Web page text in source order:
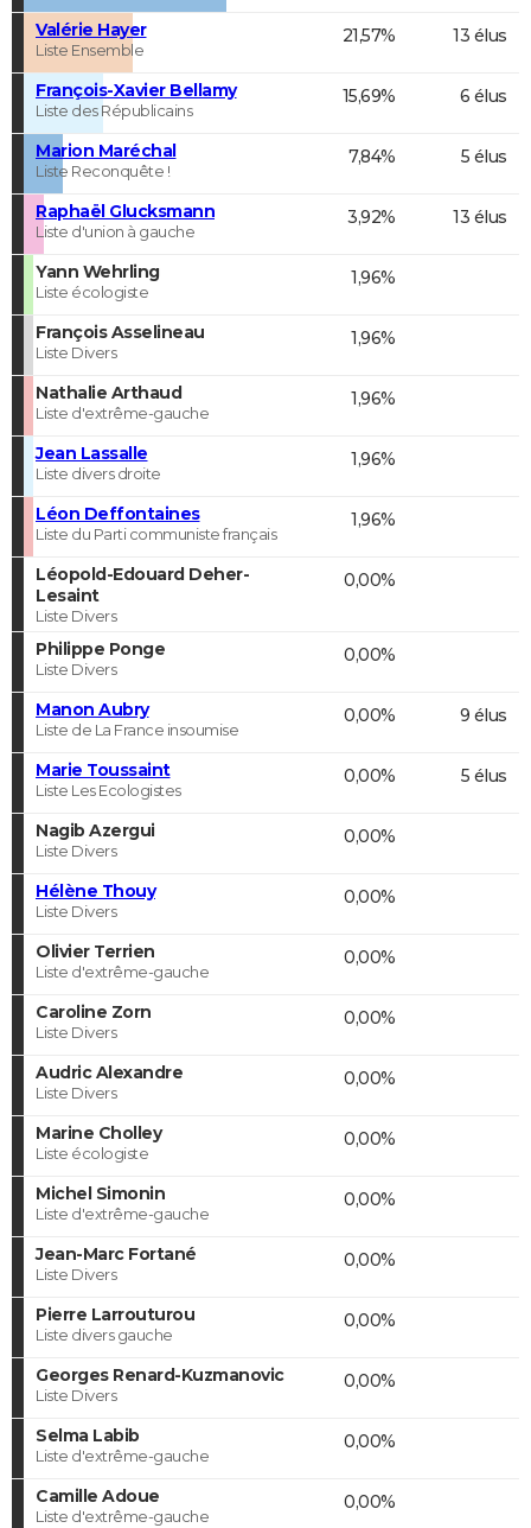
Valérie Hayer
Liste Ensemble
21,57% 13 élus
François-Xavier Bellamy
Liste des Républicains
15,69% 6 élus
Marion Maréchal
Liste Reconquête !
7,84% 5 élus
Raphaël Glucksmann
Liste d'union à gauche
3,92% 13 élus
Yann Wehrling
Liste écologiste
1,96%
François Asselineau
Liste Divers
1,96%
Nathalie Arthaud
Liste d'extrême-gauche
1,96%
Jean Lassalle
Liste divers droite
1,96%
Léon Deffontaines
Liste du Parti communiste français
1,96%
Léopold-Edouard Deher-
Lesaint
Liste Divers
0,00%
Philippe Ponge
Liste Divers
0,00%
Manon Aubry
Liste de La France insoumise
0,00% 9 élus
Marie Toussaint
Liste Les Ecologistes
0,00% 5 élus
Nagib Azergui
Liste Divers
0,00%
Hélène Thouy
Liste Divers
0,00%
Olivier Terrien
Liste d'extrême-gauche
0,00%
Caroline Zorn
Liste Divers
0,00%
Audric Alexandre
Liste Divers
0,00%
Marine Cholley
Liste écologiste
0,00%
Michel Simonin
Liste d'extrême-gauche
0,00%
Jean-Marc Fortané
Liste Divers
0,00%
Pierre Larrouturou
Liste divers gauche
0,00%
Georges Renard-Kuzmanovic
Liste Divers
0,00%
Selma Labib
Liste d'extrême-gauche
0,00%
Camille Adoue
Liste d'extrême-gauche
0,00%